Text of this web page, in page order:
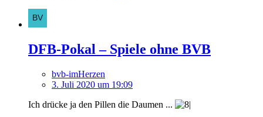
DFB-Pokal – Spiele ohne BVB
bvb-imHerzen
3. Juli 2020 um 19:09
Ich drücke ja den Pillen die Daumen ...